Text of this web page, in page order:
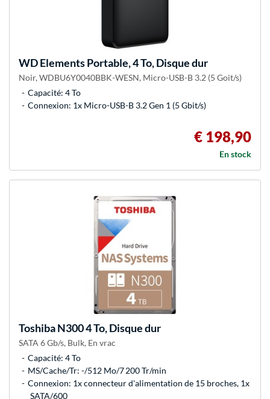
WDElements Portable, 4 To, Disque dur
Noir, WDBU6Y0040BBK-WESN, Micro-USB-B 3.2 (5 Goit/s)
Capacité: 4 To
Connexion: 1x Micro-USB-B 3.2 Gen 1 (5 Gbit/s)
€ 198,90
En stock
ToshibaN300 4 To, Disque dur
SATA 6 Gb/s, Bulk, En vrac
Capacité: 4 To
MS/Cache/Tr: -/512 Mo/7 200 Tr/min
Connexion: 1x connecteur d'alimentation de 15 broches, 1x
SATA/600